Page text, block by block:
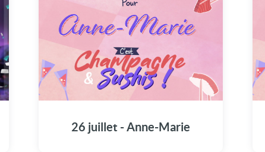
26 juillet - Anne-Marie
Partagez les festivités du 26 juillet en dédiant